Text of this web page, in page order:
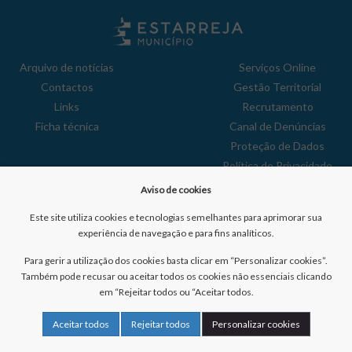
Arquivo de notícias
Contactos
Links
Ficha técnica
Serviços Online
Gestão Territorial
Recrutamento
Canal de Denúncias
Proteção de Dados
Política de Privacidade
Aviso de cookies
Este site utiliza cookies e tecnologias semelhantes para aprimorar sua
experiência de navegação e para fins analíticos.
Para gerir a utilização dos cookies basta clicar em “Personalizar cookies”.
Também pode recusar ou aceitar todos os cookies não essenciais clicando
em “Rejeitar todos ou “Aceitar todos.
Aceitar todos Rejeitar todos Personalizar cookies